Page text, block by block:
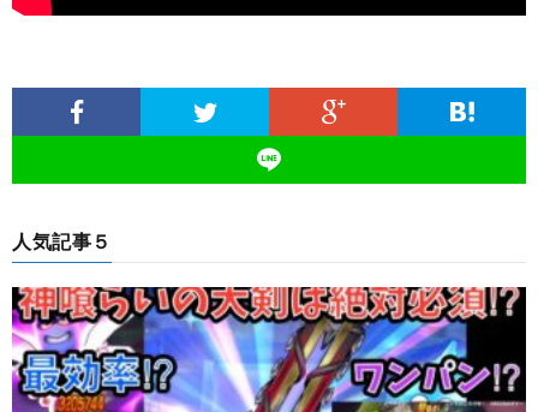
人気記事５